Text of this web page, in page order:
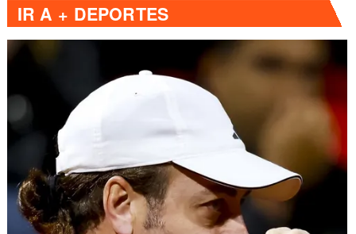
IR A + DEPORTES